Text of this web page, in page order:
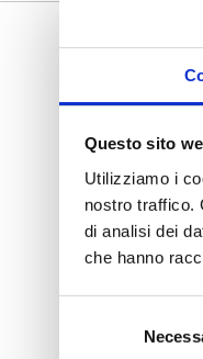
Questo sito
Utilizziamo i
nostro traffico.
di analisi dei
che hanno